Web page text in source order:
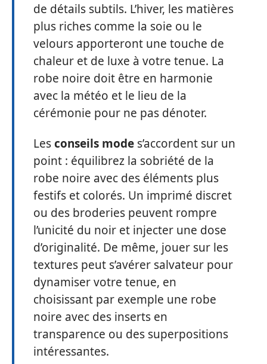
de détails subtils. L’hiver, les matières
plus riches comme la soie ou le
velours apporteront une touche de
chaleur et de luxe à votre tenue. La
robe noire doit être en harmonie
avec la météo et le lieu de la
cérémonie pour ne pas dénoter.
Lesconseils mode s’accordent sur un
point : équilibrez la sobriété de la
robe noire avec des éléments plus
festifs et colorés. Un imprimé discret
ou des broderies peuvent rompre
l’unicité du noir et injecter une dose
d’originalité. De même, jouer sur les
textures peut s’avérer salvateur pour
dynamiser votre tenue, en
choisissant par exemple une robe
noire avec des inserts en
transparence ou des superpositions
intéressantes.